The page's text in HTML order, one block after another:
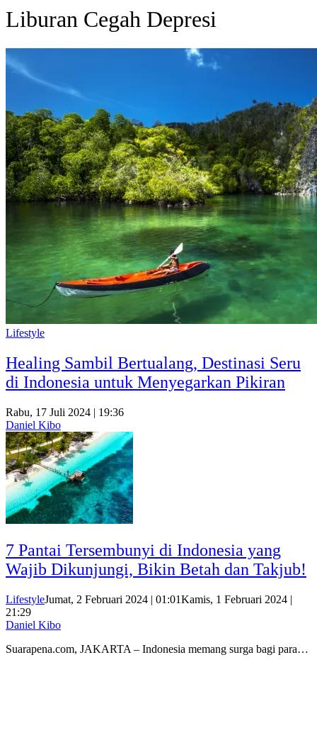
Liburan Cegah Depresi
Lifestyle
Healing Sambil Bertualang, Destinasi Seru
di Indonesia untuk Menyegarkan Pikiran
Rabu, 17 Juli 2024 | 19:36
Daniel Kibo
7 Pantai Tersembunyi di Indonesia yang
Wajib Dikunjungi, Bikin Betah dan Takjub!
LifestyleJumat, 2 Februari 2024 | 01:01Kamis, 1 Februari 2024 |
21:29
Daniel Kibo
Suarapena.com, JAKARTA – Indonesia memang surga bagi para…